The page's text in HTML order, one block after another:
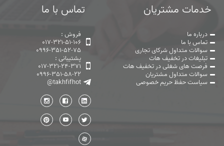
خدمات مشتریان
درباره ما
تماس با ما
سوالات متداول شرکای تجاری
تبلیغات در تخفیف هات
فرصت های شغلی در تخفیف هات
سوالات متداول مشتریان
سیاست حفظ حریم خصوصی
تماس با ما
فروش :
017-321-51-106
0996-351-52-75
پشتیبانی :
017-321-24-371
0996-351-58-22
@takhfifhot